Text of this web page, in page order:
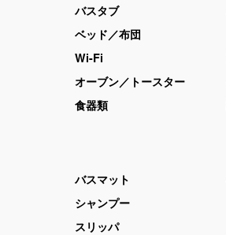
バスタブ
ベッド／布団
Wi-Fi
オーブン／トースター
食器類
バスマット
シャンプー
スリッパ